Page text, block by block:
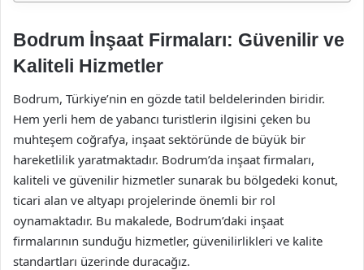
Bodrum İnşaat Firmaları: Güvenilir ve
Kaliteli Hizmetler
Bodrum, Türkiye’nin en gözde tatil beldelerinden biridir.
Hem yerli hem de yabancı turistlerin ilgisini çeken bu
muhteşem coğrafya, inşaat sektöründe de büyük bir
hareketlilik yaratmaktadır. Bodrum’da inşaat firmaları,
kaliteli ve güvenilir hizmetler sunarak bu bölgedeki konut,
ticari alan ve altyapı projelerinde önemli bir rol
oynamaktadır. Bu makalede, Bodrum’daki inşaat
firmalarının sunduğu hizmetler, güvenilirlikleri ve kalite
standartları üzerinde duracağız.